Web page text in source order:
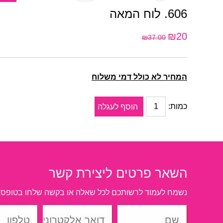
606. לוח המאה
₪20
₪37.00
המחיר לא כולל דמי משלוח
כמות: הוסף לעגלה
השאר פרטים ליצירת קשר
נשמח לעמוד לרשותכם לכל שאלה או בקשה שלחו